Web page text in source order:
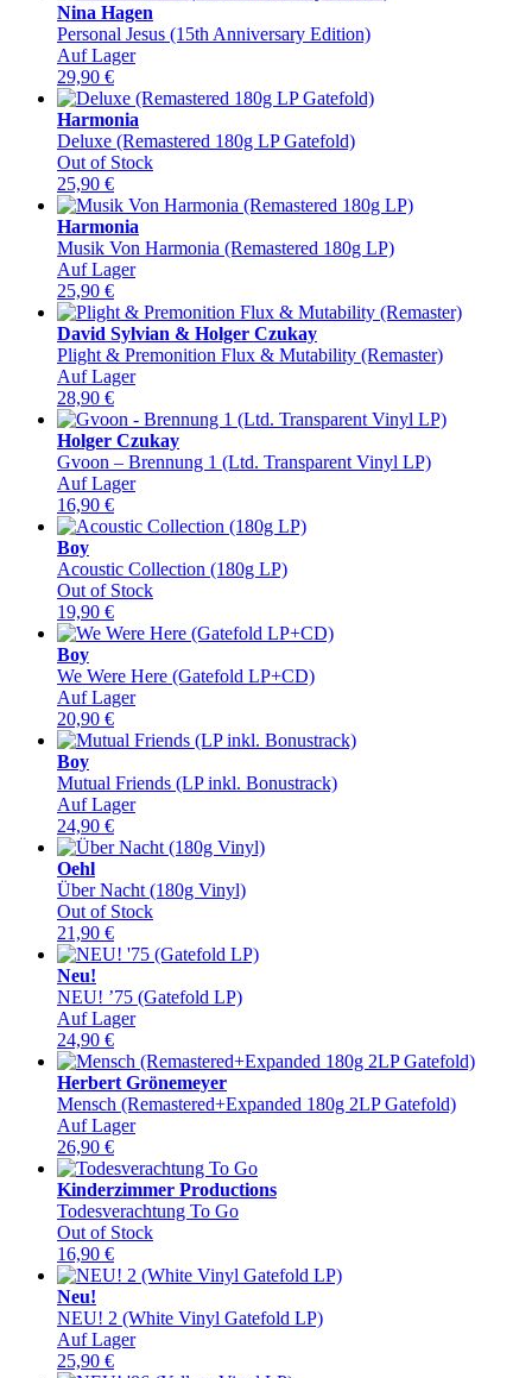
Nina Hagen
Personal Jesus (15th Anniversary Edition)
Auf Lager
29,90 €
Harmonia
Deluxe (Remastered 180g LP Gatefold)
Out of Stock
25,90 €
Harmonia
Musik Von Harmonia (Remastered 180g LP)
Auf Lager
25,90 €
David Sylvian & Holger Czukay
Plight & Premonition Flux & Mutability (Remaster)
Auf Lager
28,90 €
Holger Czukay
Gvoon – Brennung 1 (Ltd. Transparent Vinyl LP)
Auf Lager
16,90 €
Boy
Acoustic Collection (180g LP)
Out of Stock
19,90 €
Boy
We Were Here (Gatefold LP+CD)
Auf Lager
20,90 €
Boy
Mutual Friends (LP inkl. Bonustrack)
Auf Lager
24,90 €
Oehl
Über Nacht (180g Vinyl)
Out of Stock
21,90 €
Neu!
NEU! ’75 (Gatefold LP)
Auf Lager
24,90 €
Herbert Grönemeyer
Mensch (Remastered+Expanded 180g 2LP Gatefold)
Auf Lager
26,90 €
Kinderzimmer Productions
Todesverachtung To Go
Out of Stock
16,90 €
Neu!
NEU! 2 (White Vinyl Gatefold LP)
Auf Lager
25,90 €